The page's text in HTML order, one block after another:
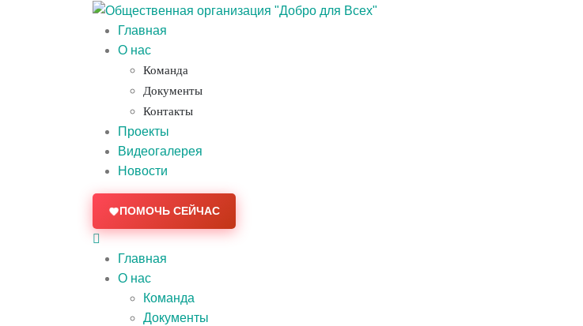
Главная
О нас
Команда
Документы
Контакты
Проекты
Видеогалерея
Новости
ПОМОЧЬ СЕЙЧАС
Главная
О нас
Команда
Документы